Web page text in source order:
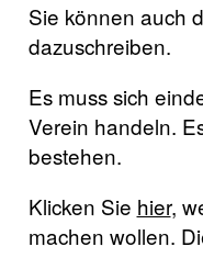
Sie können auch
dazuschreiben.
Es muss sich
Verein handeln.
bestehen.
Klicken Sie hier,
machen wollen.